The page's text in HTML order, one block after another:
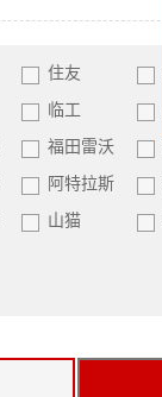
住友
临工
福田雷沃
阿特拉斯
山猫